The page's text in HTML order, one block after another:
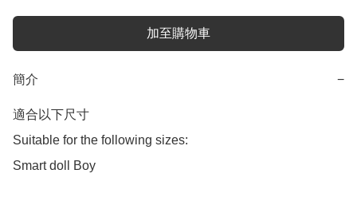
加至購物車
簡介 −
適合以下尺寸
Suitable for the following sizes:
Smart doll Boy